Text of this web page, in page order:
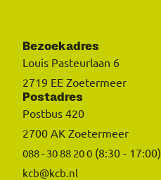
Bezoekadres
Louis Pasteurlaan 6
2719 EE Zoetermeer
Postadres
Postbus 420
2700 AK Zoetermeer
088 - 30 88 20 0 (8:30 - 17:00)
kcb@kcb.nl